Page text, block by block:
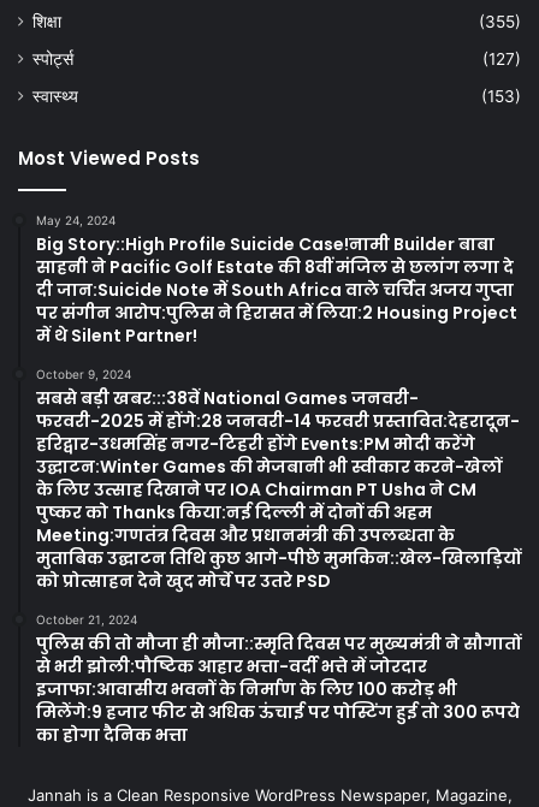
शिक्षा
(355)
स्पोर्ट्स
(127)
स्वास्थ्य
(153)
Most Viewed Posts
May 24, 2024
Big Story::High Profile Suicide Case!नामी Builder बाबा
साहनी ने Pacific Golf Estate की 8वीं मंजिल से छलांग लगा दे
दी जान:Suicide Note में South Africa वाले चर्चित अजय गुप्ता
पर संगीन आरोप:पुलिस ने हिरासत में लिया:2 Housing Project
में थे Silent Partner!
October 9, 2024
सबसे बड़ी खबर:::38वें National Games जनवरी-
फरवरी-2025 में होंगे:28 जनवरी-14 फरवरी प्रस्तावित:देहरादून-
हरिद्वार-उधमसिंह नगर-टिहरी होंगे Events:PM मोदी करेंगे
उद्घाटन:Winter Games की मेजबानी भी स्वीकार करने-खेलों
के लिए उत्साह दिखाने पर IOA Chairman PT Usha ने CM
पुष्कर को Thanks किया:नई दिल्ली में दोनों की अहम
Meeting:गणतंत्र दिवस और प्रधानमंत्री की उपलब्धता के
मुताबिक उद्घाटन तिथि कुछ आगे-पीछे मुमकिन::खेल-खिलाड़ियों
को प्रोत्साहन देने खुद मोर्चे पर उतरे PSD
October 21, 2024
पुलिस की तो मौजा ही मौजा::स्मृति दिवस पर मुख्यमंत्री ने सौगातों
से भरी झोली:पौष्टिक आहार भत्ता-वर्दी भत्ते में जोरदार
इजाफा:आवासीय भवनों के निर्माण के लिए 100 करोड़ भी
मिलेंगे:9 हजार फीट से अधिक ऊंचाई पर पोस्टिंग हुई तो 300 रूपये
का होगा दैनिक भत्ता
Jannah is a Clean Responsive WordPress Newspaper, Magazine,